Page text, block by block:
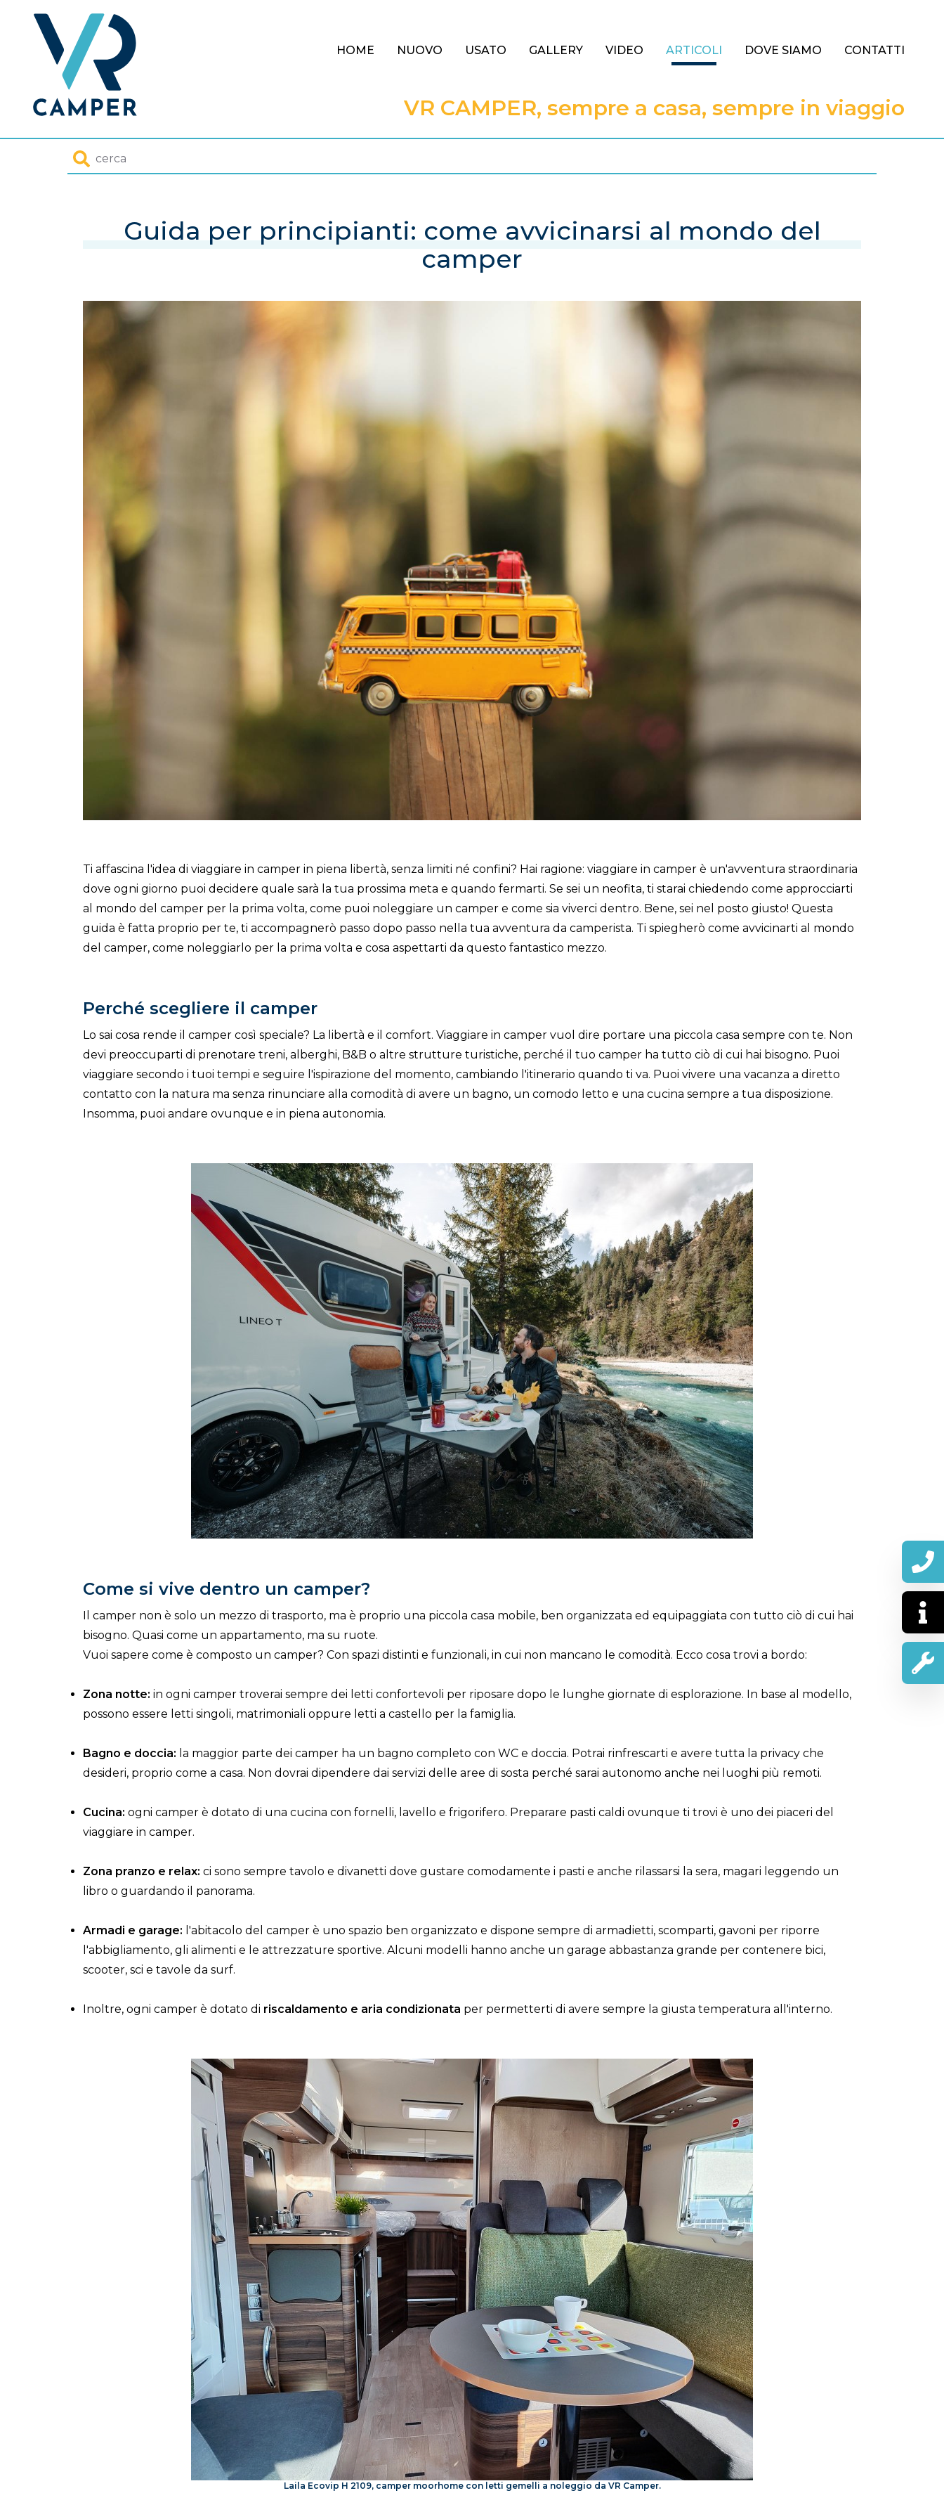
HOME NUOVO USATO GALLERY VIDEO ARTICOLI DOVE SIAMO CONTATTI
VR CAMPER, sempre a casa, sempre in viaggio
Guida per principianti: come avvicinarsi al mondo del
camper
Ti affascina l'idea di viaggiare in camper in piena libertà, senza limiti né confini? Hai ragione: viaggiare in camper è un'avventura straordinaria
dove ogni giorno puoi decidere quale sarà la tua prossima meta e quando fermarti. Se sei un neofita, ti starai chiedendo come approcciarti
al mondo del camper per la prima volta, come puoi noleggiare un camper e come sia viverci dentro. Bene, sei nel posto giusto! Questa
guida è fatta proprio per te, ti accompagnerò passo dopo passo nella tua avventura da camperista. Ti spiegherò come avvicinarti al mondo
del camper, come noleggiarlo per la prima volta e cosa aspettarti da questo fantastico mezzo.
Perché scegliere il camper
Lo sai cosa rende il camper così speciale? La libertà e il comfort. Viaggiare in camper vuol dire portare una piccola casa sempre con te. Non
devi preoccuparti di prenotare treni, alberghi, B&B o altre strutture turistiche, perché il tuo camper ha tutto ciò di cui hai bisogno. Puoi
viaggiare secondo i tuoi tempi e seguire l'ispirazione del momento, cambiando l'itinerario quando ti va. Puoi vivere una vacanza a diretto
contatto con la natura ma senza rinunciare alla comodità di avere un bagno, un comodo letto e una cucina sempre a tua disposizione.
Insomma, puoi andare ovunque e in piena autonomia.
Come si vive dentro un camper?
Il camper non è solo un mezzo di trasporto, ma è proprio una piccola casa mobile, ben organizzata ed equipaggiata con tutto ciò di cui hai
bisogno. Quasi come un appartamento, ma su ruote.
Vuoi sapere come è composto un camper? Con spazi distinti e funzionali, in cui non mancano le comodità. Ecco cosa trovi a bordo:
Zona notte: in ogni camper troverai sempre dei letti confortevoli per riposare dopo le lunghe giornate di esplorazione. In base al modello,
possono essere letti singoli, matrimoniali oppure letti a castello per la famiglia.
Bagno e doccia: la maggior parte dei camper ha un bagno completo con WC e doccia. Potrai rinfrescarti e avere tutta la privacy che
desideri, proprio come a casa. Non dovrai dipendere dai servizi delle aree di sosta perché sarai autonomo anche nei luoghi più remoti.
Cucina: ogni camper è dotato di una cucina con fornelli, lavello e frigorifero. Preparare pasti caldi ovunque ti trovi è uno dei piaceri del
viaggiare in camper.
Zona pranzo e relax: ci sono sempre tavolo e divanetti dove gustare comodamente i pasti e anche rilassarsi la sera, magari leggendo un
libro o guardando il panorama.
Armadi e garage: l'abitacolo del camper è uno spazio ben organizzato e dispone sempre di armadietti, scomparti, gavoni per riporre
l'abbigliamento, gli alimenti e le attrezzature sportive. Alcuni modelli hanno anche un garage abbastanza grande per contenere bici,
scooter, sci e tavole da surf.
Inoltre, ogni camper è dotato di riscaldamento e aria condizionata per permetterti di avere sempre la giusta temperatura all'interno.
Laila Ecovip H 2109, camper moorhome con letti gemelli a noleggio da VR Camper.